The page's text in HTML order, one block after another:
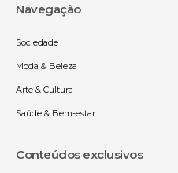
Navegação
Sociedade
Moda & Beleza
Arte & Cultura
Saúde & Bem-estar
Conteúdos exclusivos